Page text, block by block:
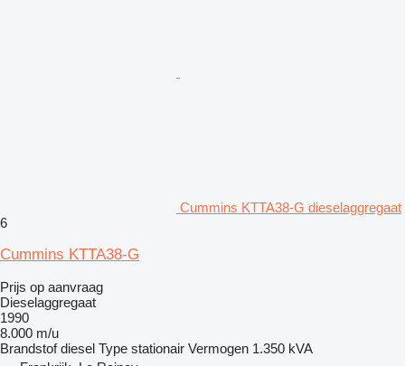
Cummins KTTA38-G dieselaggregaat
6
Cummins KTTA38-G
Prijs op aanvraag
Dieselaggregaat
1990
8.000 m/u
Brandstof diesel Type stationair Vermogen 1.350 kVA